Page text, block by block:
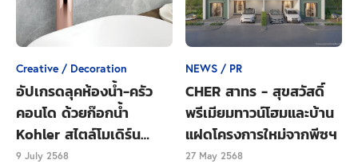
https://www.lalinproperty.com/news/promotion-
september65/
Tags ข่าวอสังหาริมทรัพย์
Creative / Decoration
อัปเกรดลุคห้องน้ำ-ครัว
คอนโด ด้วยก๊อกน้ำ
Kohler สไตล์โมเดิร์น
เรียบหรู
9 July 2568
NEWS / PR
CHER สาทร - สุขสวัสดิ์
พรีเมียมทาวน์โฮมและบ้าน
แฝดโครงการใหม่จากพีซฯ
27 May 2568